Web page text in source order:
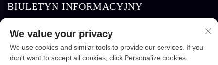
BIULETYN INFORMACYJNY
We value your privacy
We use cookies and similar tools to provide our services. If you
don't want to accept all cookies, click Personalize cookies.